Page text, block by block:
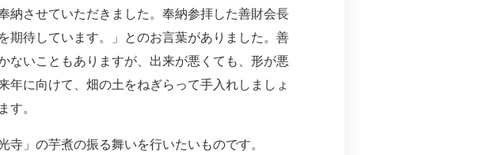
納させていただきました。奉納参拝した善財会長
期待しています。」とのお言葉がありました。善
ないこともありますが、出来が悪くても、形が悪
に向けて、畑の土をねぎらって手入れしましょ
す。
」の芋煮の振る舞いを行いたいものです。